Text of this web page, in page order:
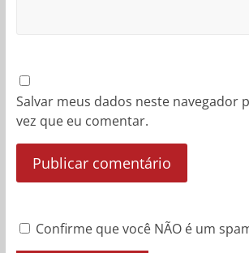
Salvar meus dados neste navegador
vez que eu comentar.
Confirme que você NÃO é um